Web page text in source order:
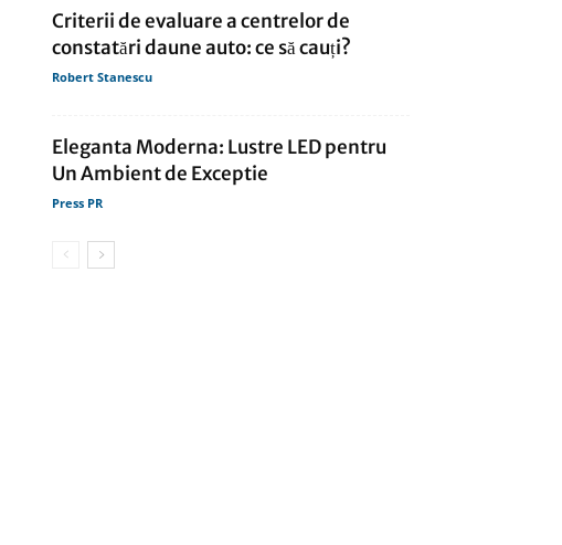
Criterii de evaluare a centrelor de
constatări daune auto: ce să cauți?
Robert Stanescu
Eleganta Moderna: Lustre LED pentru
Un Ambient de Exceptie
Press PR